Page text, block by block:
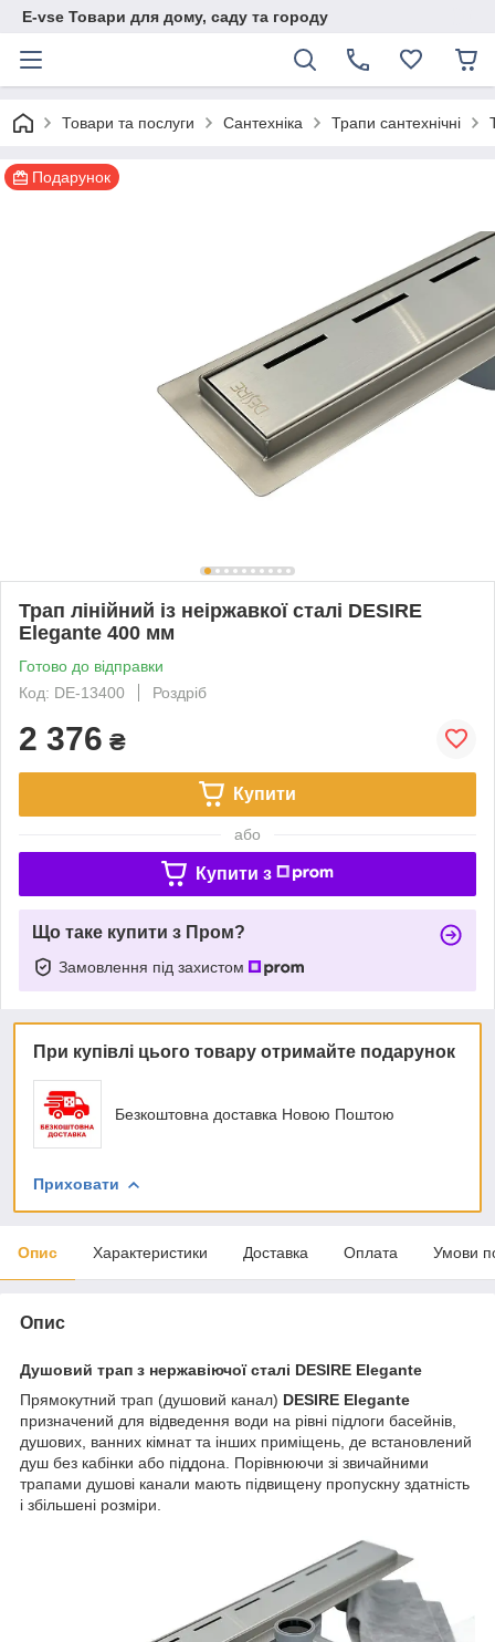
E-vse Товари для дому, саду та городу
Товари та послуги Сантехніка Трапи сантехнічні
Подарунок
Трап лінійний із неіржавкої сталі DESIRE
Elegante 400 мм
Готово до відправки
Код: DE-13400
Роздріб
2 376 ₴
Купити
або
Купити з
Що таке купити з Пром?
Замовлення під захистом
При купівлі цього товару отримайте подарунок
Безкоштовна доставка Новою Поштою
Приховати
Опис Характеристики Доставка Оплата Умови
Опис
Душовий трап з нержавіючої сталі DESIRE Elegante
Прямокутний трап (душовий канал) DESIRE Elegante
призначений для відведення води на рівні підлоги басейнів,
душових, ванних кімнат та інших приміщень, де встановлений
душ без кабінки або піддона. Порівнюючи зі звичайними
трапами душові канали мають підвищену пропускну здатність
і збільшені розміри.